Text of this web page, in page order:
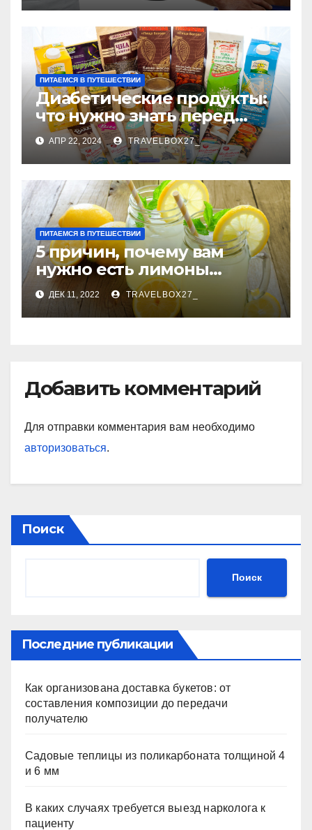
ПИТАЕМСЯ В ПУТЕШЕСТВИИ
Диабетические продукты:
что нужно знать перед
покупкой
АПР 22, 2024 TRAVELBOX27_
ПИТАЕМСЯ В ПУТЕШЕСТВИИ
5 причин, почему вам
нужно есть лимоны
каждый день
ДЕК 11, 2022 TRAVELBOX27_
Добавить комментарий
Для отправки комментария вам необходимо
авторизоваться.
Поиск
Поиск
Последние публикации
Как организована доставка букетов: от
составления композиции до передачи
получателю
Садовые теплицы из поликарбоната толщиной 4
и 6 мм
В каких случаях требуется выезд нарколога к
пациенту